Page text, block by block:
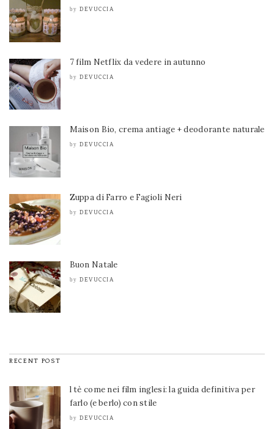
by DEVUCCIA
7 film Netflix da vedere in autunno
by DEVUCCIA
Maison Bio, crema antiage + deodorante naturale
by DEVUCCIA
Zuppa di Farro e Fagioli Neri
by DEVUCCIA
Buon Natale
by DEVUCCIA
RECENT POST
l tè come nei film inglesi: la guida definitiva per
farlo (e berlo) con stile
by DEVUCCIA